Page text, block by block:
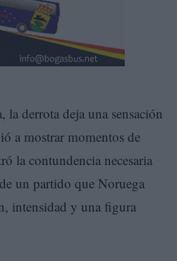
la derrota deja una sensación
a mostrar momentos de
la contundencia necesaria
un partido que Noruega
intensidad y una figura